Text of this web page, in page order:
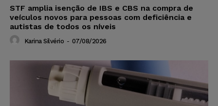
STF amplia isenção de IBS e CBS na compra de
veículos novos para pessoas com deficiência e
autistas de todos os níveis
Karina Silvério - 07/08/2026